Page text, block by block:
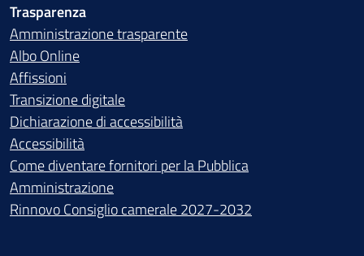
Trasparenza
Amministrazione trasparente
Albo Online
Affissioni
Transizione digitale
Dichiarazione di accessibilità
Accessibilità
Come diventare fornitori per la Pubblica
Amministrazione
Rinnovo Consiglio camerale 2027-2032